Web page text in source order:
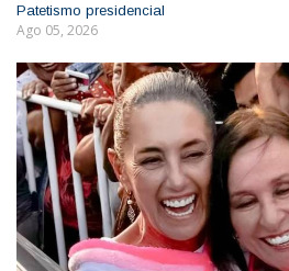
Patetismo presidencial
Ago 05, 2026